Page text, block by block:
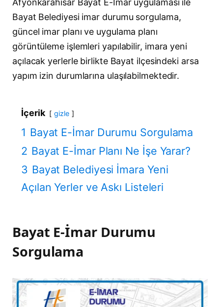
Afyonkarahisar Bayat E-İmar uygulaması ile
Bayat Belediyesi imar durumu sorgulama,
güncel imar planı ve uygulama planı
görüntüleme işlemleri yapılabilir, imara yeni
açılacak yerlerle birlikte Bayat ilçesindeki arsa
yapım izin durumlarına ulaşılabilmektedir.
İçerik gizle
1 Bayat E-İmar Durumu Sorgulama
2 Bayat E-İmar Planı Ne İşe Yarar?
3 Bayat Belediyesi İmara Yeni
Açılan Yerler ve Askı Listeleri
Bayat E-İmar Durumu
Sorgulama